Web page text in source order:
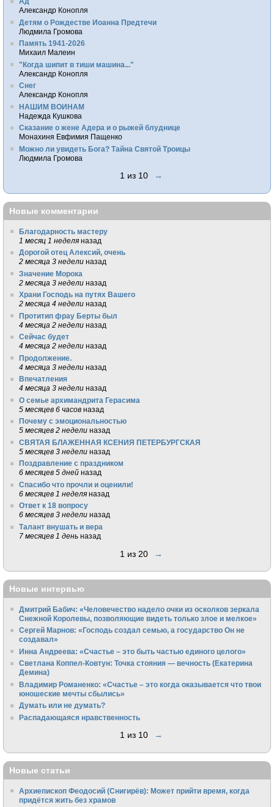
Александр Конопля
Детям о Рождестве Иоанна Предтечи
Людмила Громова
Память 1941-2026
Михаил Малеин
"Когда шипит в тиши машина..."
Александр Конопля
Снег
Александр Конопля
НАШИМ ВОИНАМ
Надежда Кушкова
Сказание о жене Адера и о рыжей блуднице
Монахиня Евфимия Пащенко
Можно ли увидеть Бога? Тайна Святой Троицы
Людмила Громова
1 из 10 →
Новые комментарии
Благодарность мастеру
1 месяц 1 неделя назад
Дорогой отец Алексий, очень
2 месяца 3 недели назад
Значение Морока
2 месяца 3 недели назад
Храни Господь на путях Вашего
2 месяца 4 недели назад
Протитип фрау Берты был
4 месяца 2 недели назад
Сейчас будет
4 месяца 2 недели назад
Продолжение.
4 месяца 3 недели назад
Впечатления
4 месяца 3 недели назад
О семье архимандрита Герасима
5 месяцев 6 часов назад
Почему с эмоциональностью
5 месяцев 2 недели назад
СВЯТАЯ БЛАЖЕННАЯ КСЕНИЯ ПЕТЕРБУРГСКАЯ
5 месяцев 3 недели назад
Поздравление с праздником
6 месяцев 5 дней назад
Спасибо что прочли и оценили!
6 месяцев 1 неделя назад
Ответ к 18 вопросу
6 месяцев 3 недели назад
Талант внушать и вера
7 месяцев 1 день назад
1 из 20 →
Новые интервью
Дмитрий Бабич: «Человечество надело очки из осколков зеркала
Снежной Королевы, позволяющие видеть только злое и мелкое»
Сергей Марнов: «Господь создал семью, а государство Он не
создавал»
Инна Андреева: «Счастье – это быть частью единого целого»
Светлана Коппел-Ковтун: Точка стояния — вечность (Екатерина
Демина)
Владимир Романенко: «Счастье – это когда оказывается что твои
юношеские мечты сбылись»
Думать или не думать?
Распадающаяся нравственность
1 из 10 →
Новые статьи
Архиепископ Феодосий (Снигирёв): Может прийти время, когда
придётся жить без храмов